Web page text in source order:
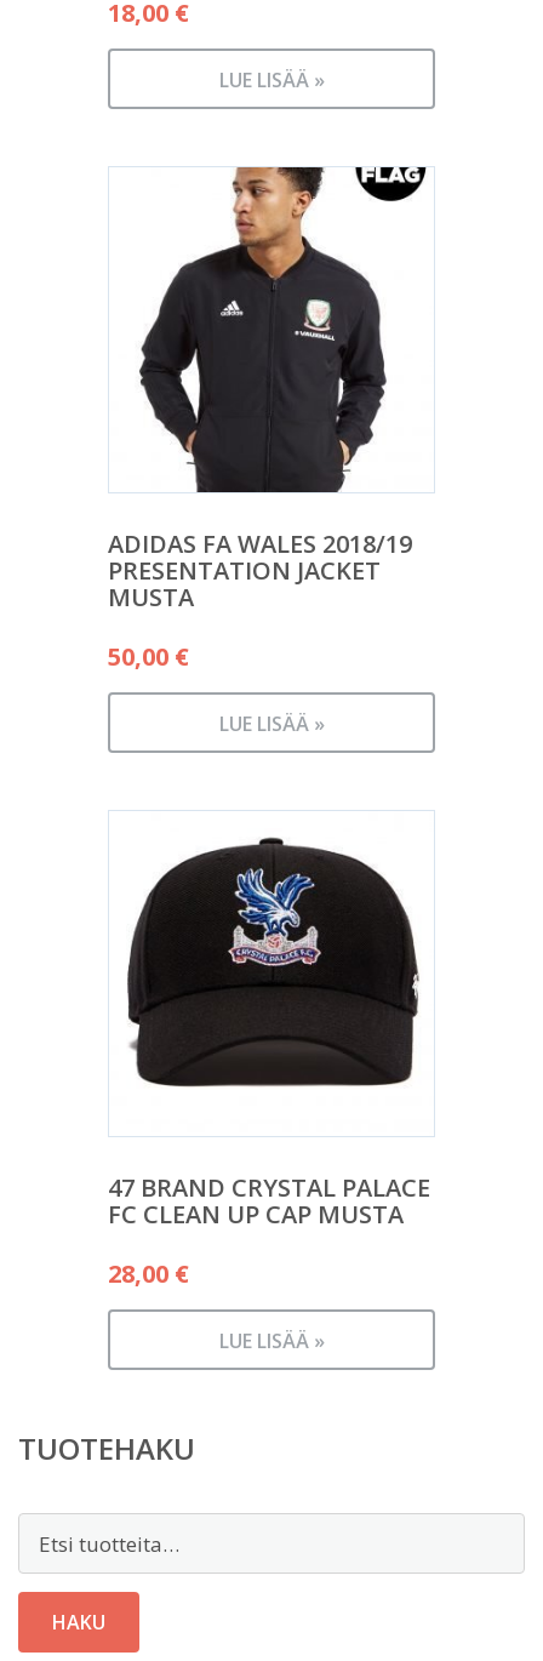
18,00 €
LUE LISÄÄ »
ADIDAS FA WALES 2018/19
PRESENTATION JACKET
MUSTA
50,00 €
LUE LISÄÄ »
47 BRAND CRYSTAL PALACE
FC CLEAN UP CAP MUSTA
28,00 €
LUE LISÄÄ »
TUOTEHAKU
HAKU